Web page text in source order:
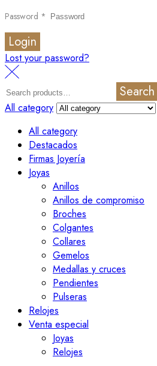
Password *
Login
Lost your password?
Search
All category
All category
Destacados
Firmas Joyería
Joyas
Anillos
Anillos de compromiso
Broches
Colgantes
Collares
Gemelos
Medallas y cruces
Pendientes
Pulseras
Relojes
Venta especial
Joyas
Relojes